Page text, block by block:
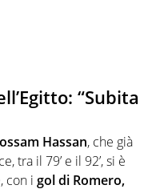
“Subita
Hassan, che già
tra il 79’ e il 92’, si è
con i gol di Romero,